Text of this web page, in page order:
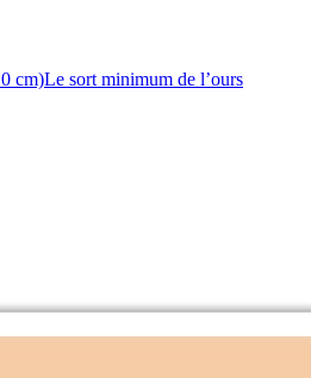
cm)Le sort minimum de l’ours